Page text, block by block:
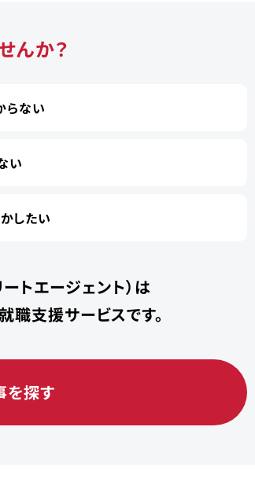
んか？
らない
い
したい
トエージェント）は
職支援サービスです。
を探す